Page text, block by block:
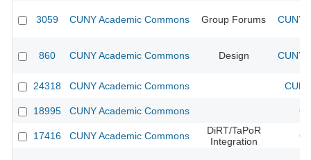
3059 CUNY Academic Commons Group Forums CUNY
860 CUNY Academic Commons Design CUNY
24318 CUNY Academic Commons
18995 CUNY Academic Commons
17416 CUNY Academic Commons
DiRT/TaPoR
Integration